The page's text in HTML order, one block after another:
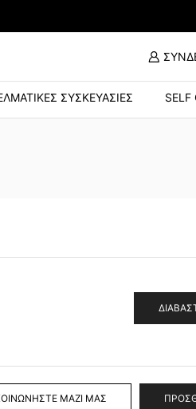
ΣΥΣΚΕΥΑΣΊΕΣ SELF
ΜΑΖΊ ΜΑΣ